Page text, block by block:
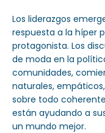
Los liderazgos
respuesta a la híper
protagonista. Los
de moda en la
comunidades,
naturales,
sobre todo
están ayudando a
un mundo mejor.